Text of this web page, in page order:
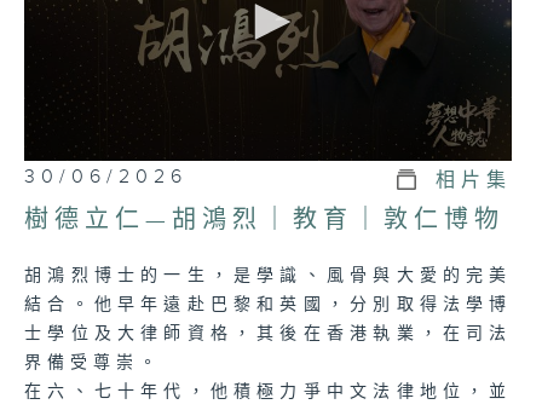
0
seconds
of
23
7
seconds
30/06/2026 相片集
樹德立仁—胡鴻烈｜教育｜敦仁博物
胡鴻烈博士的一生，是學識、風骨與大愛的完美
結合。他早年遠赴巴黎和英國，分別取得法學博
士學位及大律師資格，其後在香港執業，在司法
界備受尊崇。
在六、七十年代，他積極力爭中文法律地位，並